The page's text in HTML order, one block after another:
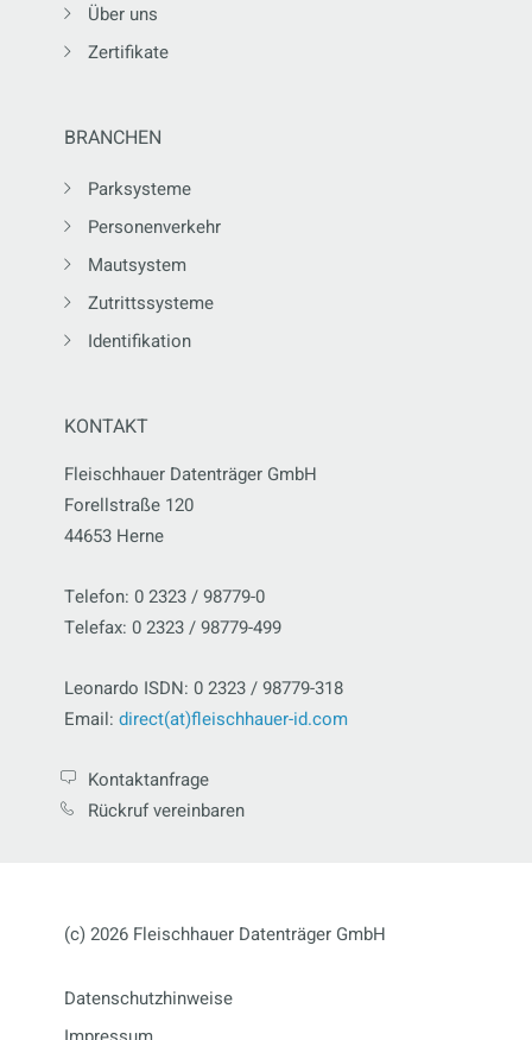
Über uns
Zertifikate
BRANCHEN
Parksysteme
Personenverkehr
Mautsystem
Zutrittssysteme
Identifikation
KONTAKT
Fleischhauer Datenträger GmbH
Forellstraße 120
44653 Herne
Telefon: 0 2323 / 98779-0
Telefax: 0 2323 / 98779-499
Leonardo ISDN: 0 2323 / 98779-318
Email: direct(at)fleischhauer-id.com
Kontaktanfrage
Rückruf vereinbaren
(c) 2026 Fleischhauer Datenträger GmbH
Datenschutzhinweise